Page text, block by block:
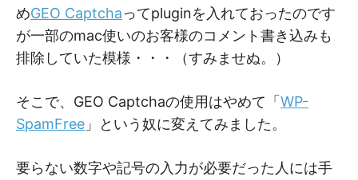
めGEO Captchaってpluginを入れておったのです
が一部のmac使いのお客様のコメント書き込みも
排除していた模様・・・（すみませぬ。）
そこで、GEO Captchaの使用はやめて「WP-
SpamFree 」という奴に変えてみました。
要らない数字や記号の入力が必要だった人には手